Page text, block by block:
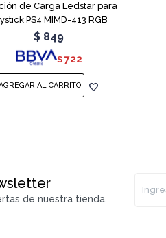
de Carga Ledstar para
PS4 MIMD-413 RGB
$ 849
$ 722
de nuestra tienda.